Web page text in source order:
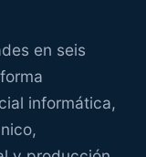
en seis
informática,